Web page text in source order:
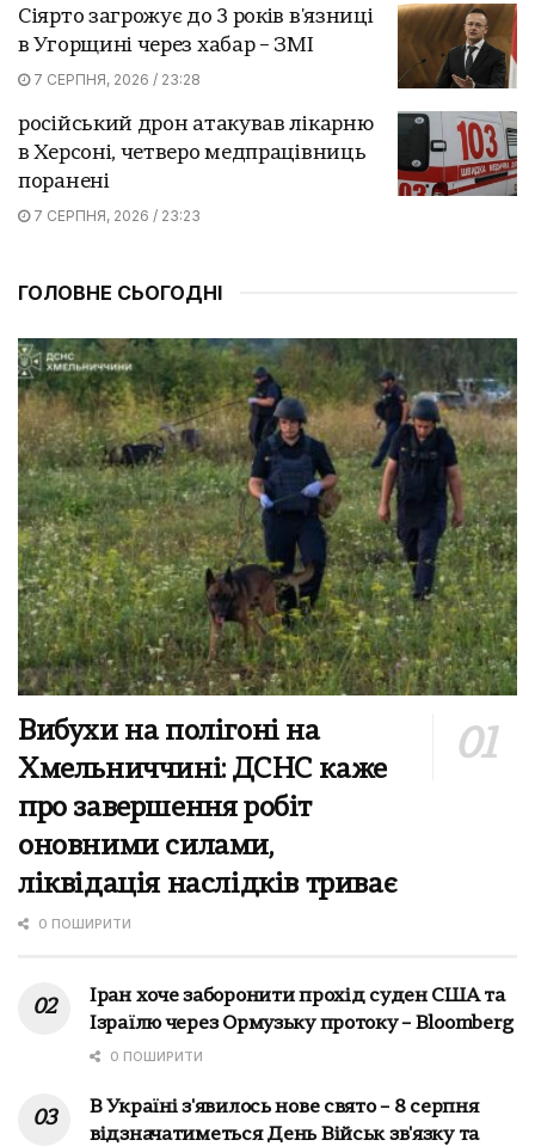
Сіярто загрожує до 3 років в'язниці
в Угорщині через хабар – ЗМІ
7 СЕРПНЯ, 2026 / 23:28
російський дрон атакував лікарню
в Херсоні, четверо медпрацівниць
поранені
7 СЕРПНЯ, 2026 / 23:23
ГОЛОВНЕ СЬОГОДНІ
Вибухи на полігоні на
Хмельниччині: ДСНС каже
про завершення робіт
оновними силами,
ліквідація наслідків триває
0 ПОШИРИТИ
Іран хоче заборонити прохід суден США та
Ізраїлю через Ормузьку протоку – Bloomberg
0 ПОШИРИТИ
В Україні з'явилось нове свято – 8 серпня
відзначатиметься День Військ зв'язку та